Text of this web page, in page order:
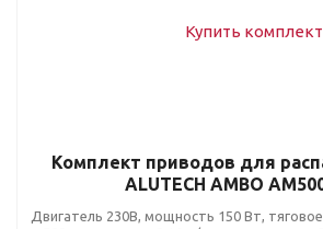
Комплект приводов для
ALUTECH AMBO
Двигатель 230В, мощность 150 Вт,